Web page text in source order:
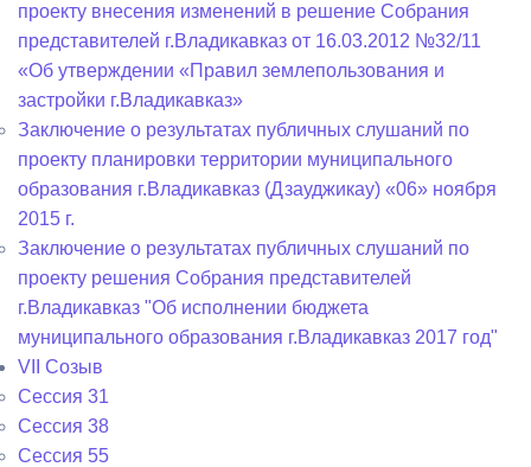
проекту внесения изменений в решение Собрания
представителей г.Владикавказ от 16.03.2012 №32/11
«Об утверждении «Правил землепользования и
застройки г.Владикавказ»
Заключение о результатах публичных слушаний по
проекту планировки территории муниципального
образования г.Владикавказ (Дзауджикау) «06» ноября
2015 г.
Заключение о результатах публичных слушаний по
проекту решения Собрания представителей
г.Владикавказ "Об исполнении бюджета
муниципального образования г.Владикавказ 2017 год"
VII Созыв
Сессия 31
Сессия 38
Сессия 55